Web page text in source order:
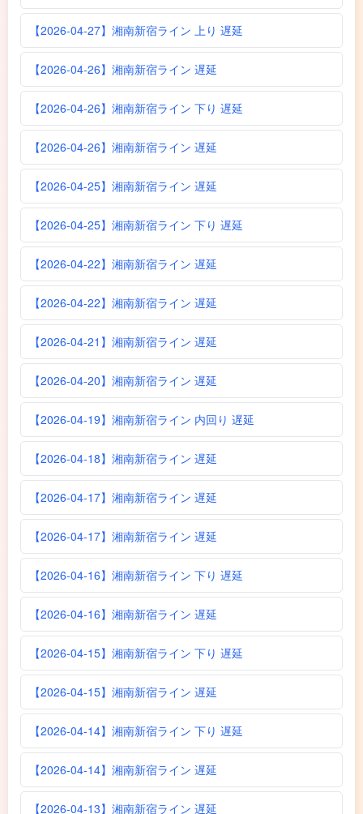
【2026-04-27】湘南新宿ライン 上り 遅延
【2026-04-26】湘南新宿ライン 遅延
【2026-04-26】湘南新宿ライン 下り 遅延
【2026-04-26】湘南新宿ライン 遅延
【2026-04-25】湘南新宿ライン 遅延
【2026-04-25】湘南新宿ライン 下り 遅延
【2026-04-22】湘南新宿ライン 遅延
【2026-04-22】湘南新宿ライン 遅延
【2026-04-21】湘南新宿ライン 遅延
【2026-04-20】湘南新宿ライン 遅延
【2026-04-19】湘南新宿ライン 内回り 遅延
【2026-04-18】湘南新宿ライン 遅延
【2026-04-17】湘南新宿ライン 遅延
【2026-04-17】湘南新宿ライン 遅延
【2026-04-16】湘南新宿ライン 下り 遅延
【2026-04-16】湘南新宿ライン 遅延
【2026-04-15】湘南新宿ライン 下り 遅延
【2026-04-15】湘南新宿ライン 遅延
【2026-04-14】湘南新宿ライン 下り 遅延
【2026-04-14】湘南新宿ライン 遅延
【2026-04-13】湘南新宿ライン 遅延